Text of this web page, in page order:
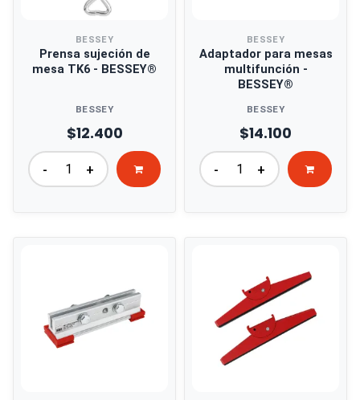
BESSEY
Prensa sujeción de
mesa TK6 - BESSEY®
BESSEY
$12.400
- +
BESSEY
Adaptador para mesas
multifunción -
BESSEY®
BESSEY
$14.100
- +